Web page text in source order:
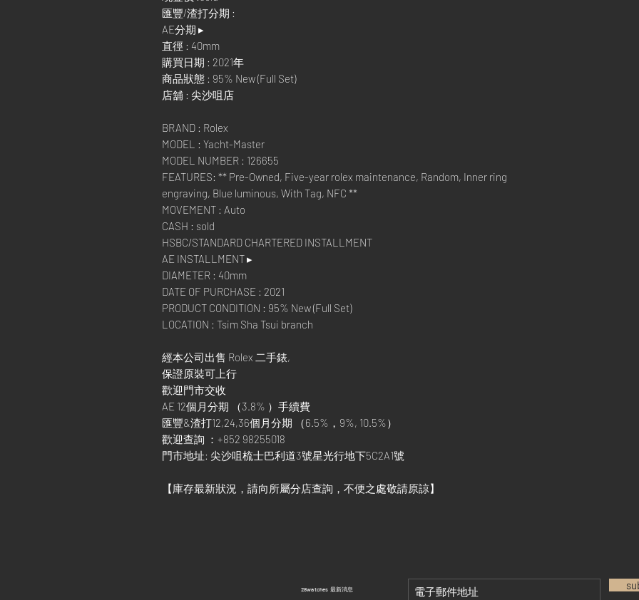
匯豐/渣打分期 :
AE分期 ▸
直徑 : 40mm
購買日期 : 2021年
商品狀態 : 95% New (Full Set)
店舖 : 尖沙咀店
BRAND : Rolex
MODEL : Yacht-Master
MODEL NUMBER : 126655
FEATURES: ** Pre-Owned, Five-year rolex maintenance, Random, Inner ring
engraving, Blue luminous, With Tag, NFC **
MOVEMENT : Auto
CASH : sold
HSBC/STANDARD CHARTERED INSTALLMENT
AE INSTALLMENT ▸
DIAMETER : 40mm
DATE OF PURCHASE : 2021
PRODUCT CONDITION : 95% New (Full Set)
LOCATION : Tsim Sha Tsui branch
經本公司出售 Rolex 二手錶,
保證原裝可上行
歡迎門市交收
AE 12個月分期 （3.8% ）手續費
匯豐&渣打12,24,36個月分期 （6.5%，9%, 10.5%）
歡迎查詢 ：+852 98255018
門市地址: 尖沙咀梳士巴利道3號星光行地下5C2A1號
【庫存最新狀況，請向所屬分店查詢，不便之處敬請原諒】
​28watches 最新消息